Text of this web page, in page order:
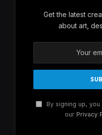
Get the latest
about art,
By signing up,
our Privacy